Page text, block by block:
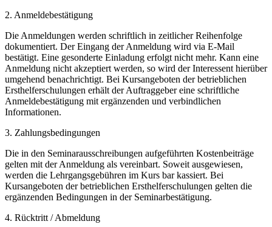
2. Anmeldebestätigung
Die Anmeldungen werden schriftlich in zeitlicher Reihenfolge
dokumentiert. Der Eingang der Anmeldung wird via E-Mail
bestätigt. Eine gesonderte Einladung erfolgt nicht mehr. Kann eine
Anmeldung nicht akzeptiert werden, so wird der Interessent hierüber
umgehend benachrichtigt. Bei Kursangeboten der betrieblichen
Ersthelferschulungen erhält der Auftraggeber eine schriftliche
Anmeldebestätigung mit ergänzenden und verbindlichen
Informationen.
3. Zahlungsbedingungen
Die in den Seminarausschreibungen aufgeführten Kostenbeiträge
gelten mit der Anmeldung als vereinbart. Soweit ausgewiesen,
werden die Lehrgangsgebühren im Kurs bar kassiert. Bei
Kursangeboten der betrieblichen Ersthelferschulungen gelten die
ergänzenden Bedingungen in der Seminarbestätigung.
4. Rücktritt / Abmeldung